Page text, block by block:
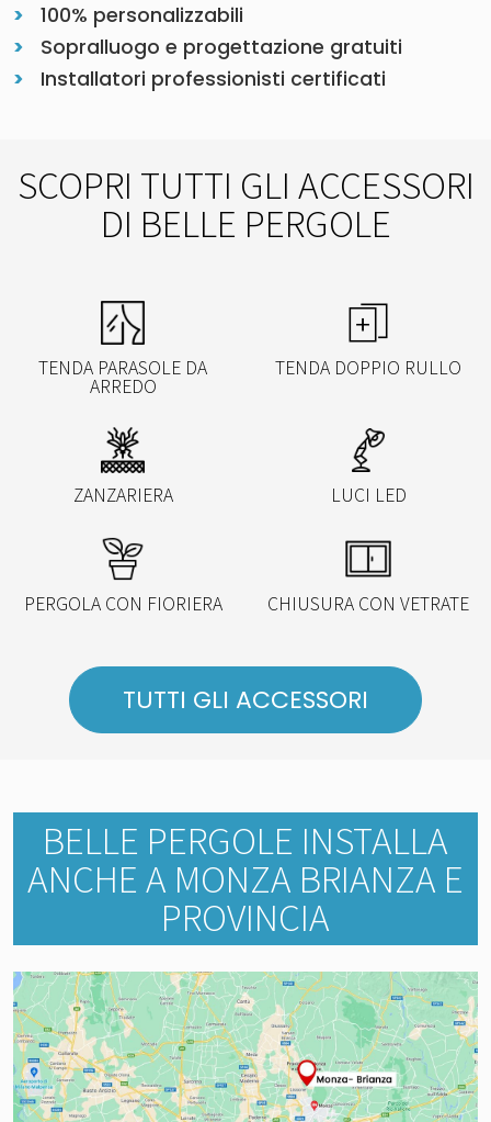
100% personalizzabili
Sopralluogo e progettazione gratuiti
Installatori professionisti certificati
SCOPRI TUTTI GLI ACCESSORI
DI BELLE PERGOLE
TENDA PARASOLE DA
ARREDO
TENDA DOPPIO RULLO
ZANZARIERA LUCI LED
PERGOLA CON FIORIERA CHIUSURA CON VETRATE
TUTTI GLI ACCESSORI
BELLE PERGOLE INSTALLA
ANCHE A MONZA BRIANZA E
PROVINCIA